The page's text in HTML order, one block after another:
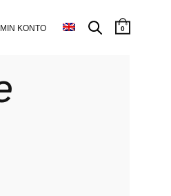
MIN KONTO 0